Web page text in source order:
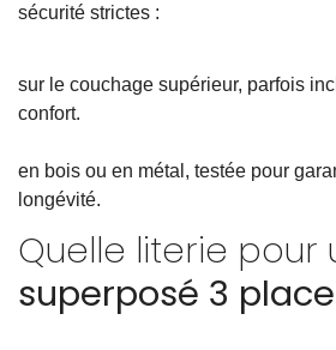
sécurité strictes :
sur le couchage supérieur, parfois
confort.
en bois ou en métal, testée pour
longévité.
Quelle literie pour
superposé 3